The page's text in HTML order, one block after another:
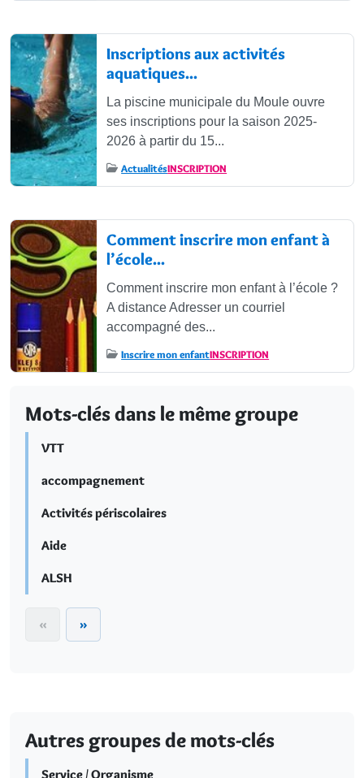
Inscriptions aux activités
aquatiques...
La piscine municipale du Moule ouvre
ses inscriptions pour la saison 2025-
2026 à partir du 15...
ActualitésINSCRIPTION
Comment inscrire mon enfant à
l’école...
Comment inscrire mon enfant à l’école ?
A distance Adresser un courriel
accompagné des...
Inscrire mon enfantINSCRIPTION
Mots-clés dans le même groupe
VTT
accompagnement
Activités périscolaires
Aide
ALSH
« »
Autres groupes de mots-clés
Service / Organisme